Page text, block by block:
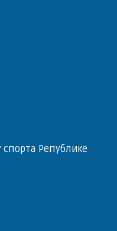
Републике